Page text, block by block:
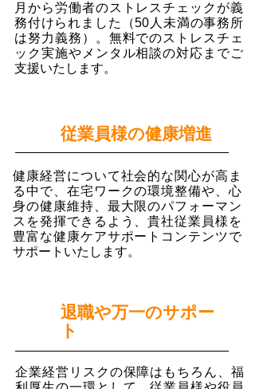
月から労働者のストレスチェックが義
務付けられました（50人未満の事務所
は努力義務）。無料でのストレスチェ
ック実施やメンタル相談の対応までご
支援いたします。
従業員様の健康増進
健康経営について社会的な関心が高ま
る中で、在宅ワークの環境整備や、心
身の健康維持、最大限のパフォーマン
スを発揮できるよう、貴社従業員様を
豊富な健康ケアサポートコンテンツで
サポートいたします。
退職や万一のサポー
ト
企業経営リスクの保障はもちろん、福